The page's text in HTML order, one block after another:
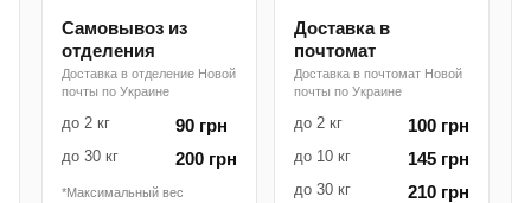
Самовывоз из
отделения
Доставка в отделение Новой
почты по Украине
до 2 кг 90 грн
до 30 кг 200 грн
*Максимальный вес
Доставка в
почтомат
Доставка в почтомат Новой
почты по Украине
до 2 кг 100 грн
до 10 кг 145 грн
до 30 кг 210 грн